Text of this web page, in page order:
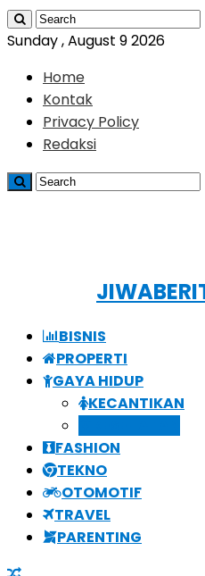
Sunday , August 9 2026
Home
Kontak
Privacy Policy
Redaksi
BISNIS
PROPERTI
GAYA HIDUP
KECANTIKAN
FASHION
TEKNO
OTOMOTIF
TRAVEL
PARENTING